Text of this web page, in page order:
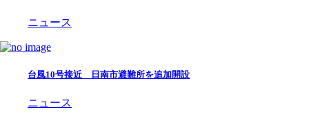
ニュース
台風10号接近 日南市避難所を追加開設
ニュース